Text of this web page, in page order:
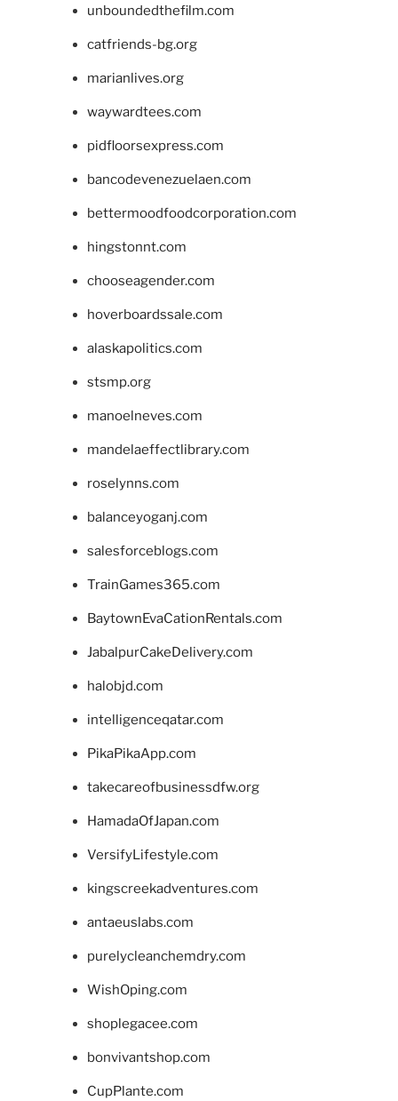
unboundedthefilm.com
catfriends-bg.org
marianlives.org
waywardtees.com
pidfloorsexpress.com
bancodevenezuelaen.com
bettermoodfoodcorporation.com
hingstonnt.com
chooseagender.com
hoverboardssale.com
alaskapolitics.com
stsmp.org
manoelneves.com
mandelaeffectlibrary.com
roselynns.com
balanceyoganj.com
salesforceblogs.com
TrainGames365.com
BaytownEvaCationRentals.com
JabalpurCakeDelivery.com
halobjd.com
intelligenceqatar.com
PikaPikaApp.com
takecareofbusinessdfw.org
HamadaOfJapan.com
VersifyLifestyle.com
kingscreekadventures.com
antaeuslabs.com
purelycleanchemdry.com
WishOping.com
shoplegacee.com
bonvivantshop.com
CupPlante.com